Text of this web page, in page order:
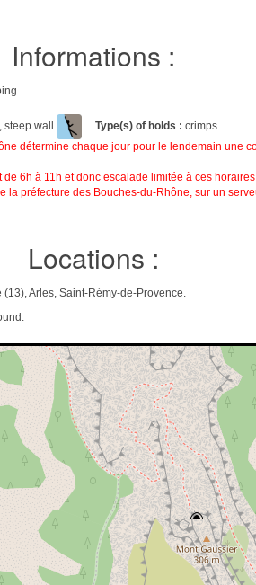
Informations :
, steep wall . Type(s) of holds : crimps.
détermine chaque jour pour le lendemain une
6h à 11h et donc escalade limitée à ces
la préfecture des Bouches-du-Rhône, sur un
Locations :
Arles, Saint-Rémy-de-Provence.